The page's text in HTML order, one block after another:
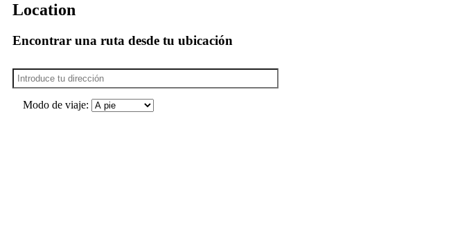
Location
Encontrar una ruta desde tu ubicación
Modo de viaje: